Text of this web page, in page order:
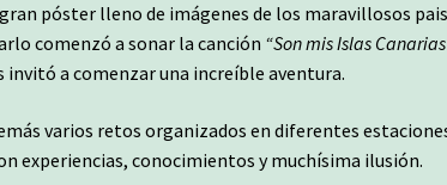
póster lleno de imágenes de los maravillosos
comenzó a sonar la canción “Son mis Islas
invitó a comenzar una increíble aventura.
varios retos organizados en diferentes
experiencias, conocimientos y muchísima ilusión.